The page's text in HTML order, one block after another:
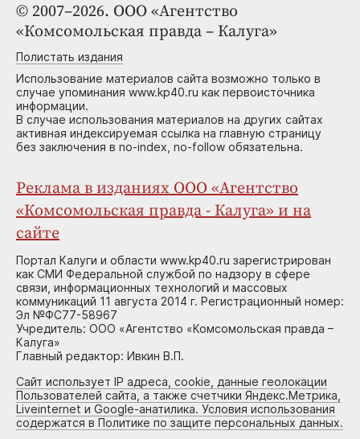
© 2007–2026. ООО «Агентство
«Комсомольская правда – Калуга»
Полистать издания
Использование материалов сайта возможно только в
случае упоминания www.kp40.ru как первоисточника
информации.
В случае использования материалов на других сайтах
активная индексируемая ссылка на главную страницу
без заключения в no-index, no-follow обязательна.
Реклама в изданиях ООО «Агентство
«Комсомольская правда - Калуга» и на
сайте
Портал Калуги и области www.kp40.ru зарегистрирован
как СМИ Федеральной службой по надзору в сфере
связи, информационных технологий и массовых
коммуникаций 11 августа 2014 г. Регистрационный номер:
Эл №ФС77-58967
Учредитель: ООО «Агентство «Комсомольская правда –
Калуга»
Главный редактор: Ивкин В.П.
Сайт использует IP адреса, cookie, данные геолокации
Пользователей сайта, а также счетчики Яндекс.Метрика,
Liveinternet и Google-анатилика. Условия использования
содержатся в Политике по защите персональных данных.